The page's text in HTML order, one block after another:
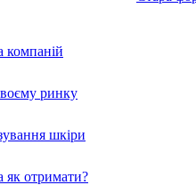
компаній
ринку
шкіри
отримати?